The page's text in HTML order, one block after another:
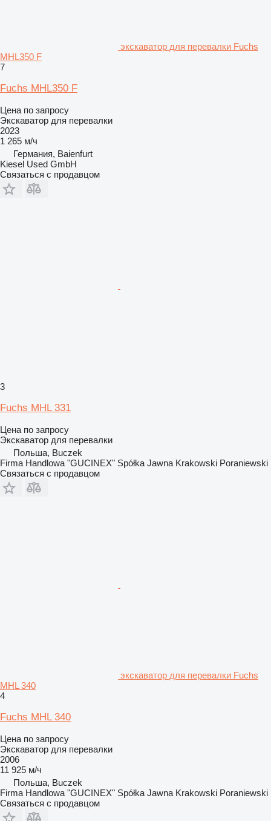
экскаватор для перевалки Fuchs
MHL350 F
7
Fuchs MHL350 F
Цена по запросу
Экскаватор для перевалки
2023
1 265 м/ч
Германия, Baienfurt
Kiesel Used GmbH
Связаться с продавцом
3
Fuchs MHL 331
Цена по запросу
Экскаватор для перевалки
Польша, Buczek
Firma Handlowa "GUCINEX" Spółka Jawna Krakowski Poraniewski
Связаться с продавцом
экскаватор для перевалки Fuchs
MHL 340
4
Fuchs MHL 340
Цена по запросу
Экскаватор для перевалки
2006
11 925 м/ч
Польша, Buczek
Firma Handlowa "GUCINEX" Spółka Jawna Krakowski Poraniewski
Связаться с продавцом